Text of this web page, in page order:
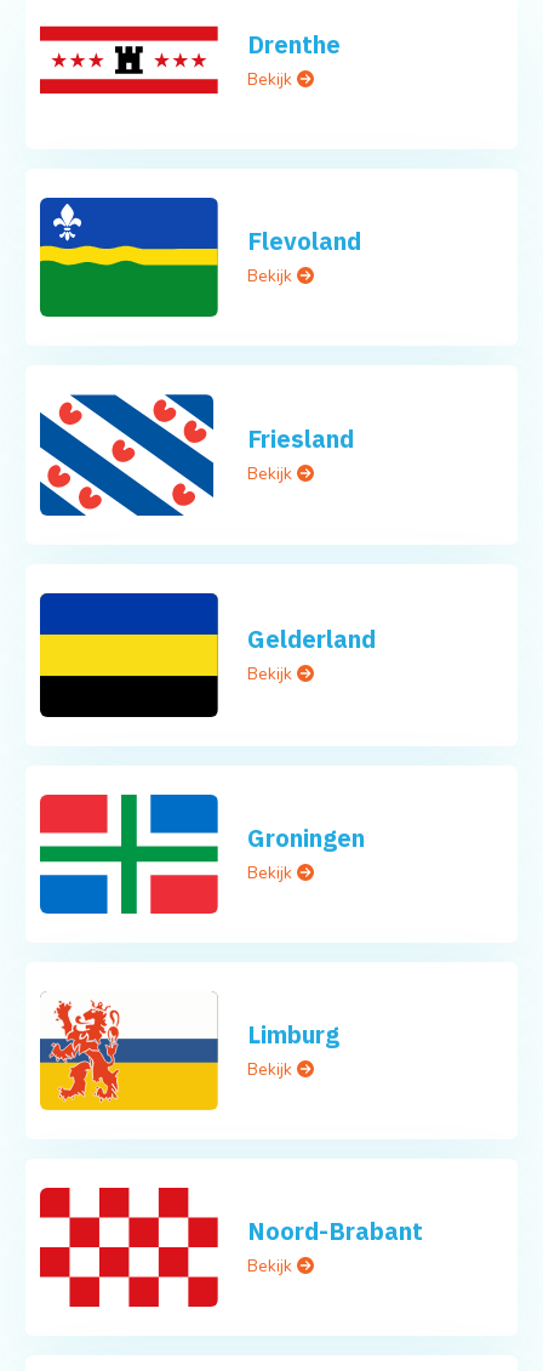
Drenthe
Bekijk
Flevoland
Bekijk
Friesland
Bekijk
Gelderland
Bekijk
Groningen
Bekijk
Limburg
Bekijk
Noord-Brabant
Bekijk